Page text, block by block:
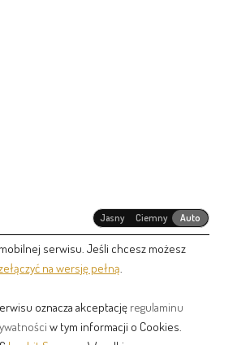
Jasny Ciemny Auto
serwisu. Jeśli chcesz możesz
na wersję pełną
oznacza akceptację regulaminu
w tym informacji o Cookies.